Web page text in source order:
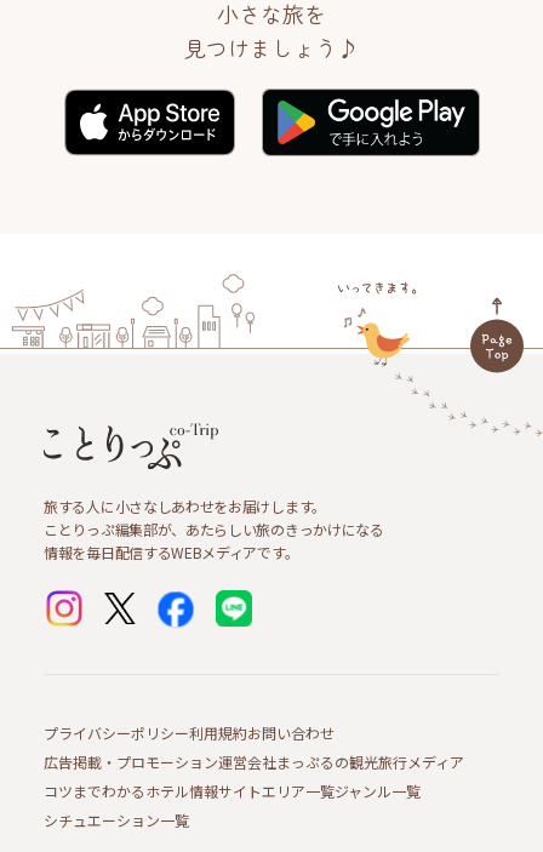
小さな旅を
見つけましょう♪
旅する人に小さなしあわせをお届けします。
ことりっぷ編集部が、あたらしい旅のきっかけになる
情報を毎日配信するWEBメディアです。
プライバシーポリシー利用規約お問い合わせ
広告掲載・プロモーション運営会社まっぷるの観光旅行メディア
コツまでわかるホテル情報サイトエリア一覧ジャンル一覧
シチュエーション一覧